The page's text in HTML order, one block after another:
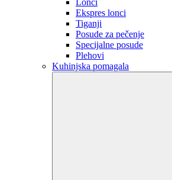
Lonci
Ekspres lonci
Tiganji
Posude za pečenje
Specijalne posude
Plehovi
Kuhinjska pomagala